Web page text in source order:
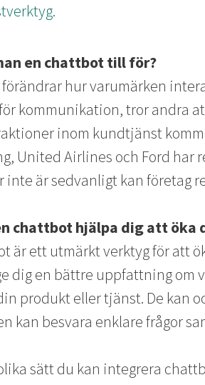
en chattbot till för?
hur varumärken
kommunikation, tror andra
inom kundtjänst
United Airlines och Ford
inte är sedvanligt kan företag
chattbot hjälpa dig att öka
är ett utmärkt verktyg för att
dig en bättre uppfattning
produkt eller tjänst. De kan
kan besvara enklare frågor
sätt du kan integrera